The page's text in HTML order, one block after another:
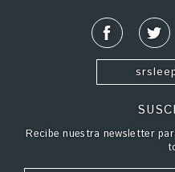
Recibe nuestra newsletter